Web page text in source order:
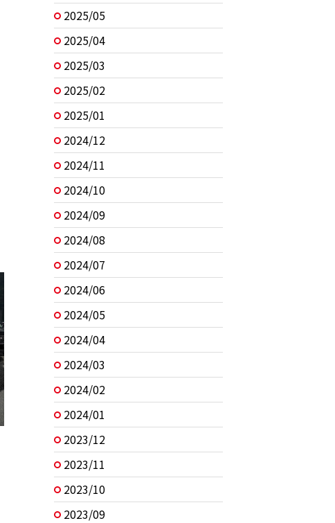
2025/05
2025/04
2025/03
2025/02
2025/01
2024/12
2024/11
2024/10
2024/09
2024/08
2024/07
2024/06
2024/05
2024/04
2024/03
2024/02
2024/01
2023/12
2023/11
2023/10
2023/09